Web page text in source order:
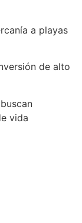
a playas
de alto
vida